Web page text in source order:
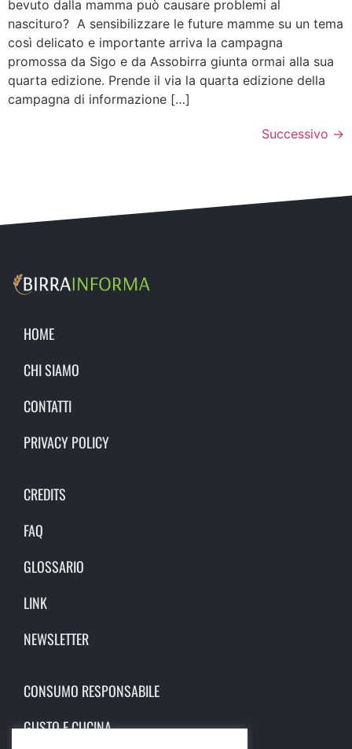
bevuto dalla mamma può causare problemi al
nascituro? A sensibilizzare le future mamme su un tema
così delicato e importante arriva la campagna
promossa da Sigo e da Assobirra giunta ormai alla sua
quarta edizione. Prende il via la quarta edizione della
campagna di informazione […]
Successivo →
HOME
CHI SIAMO
CONTATTI
PRIVACY POLICY
CREDITS
FAQ
GLOSSARIO
LINK
NEWSLETTER
CONSUMO RESPONSABILE
GUSTO E CUCINA